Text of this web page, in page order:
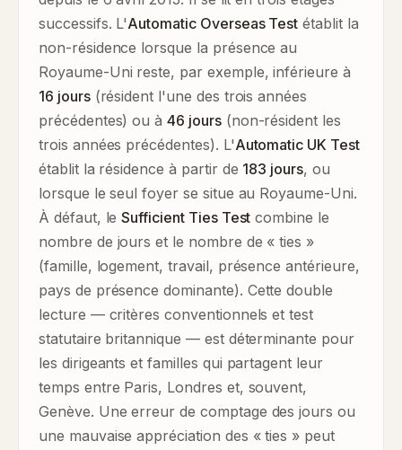
successifs. L'Automatic Overseas Test établit la
non-résidence lorsque la présence au
Royaume-Uni reste, par exemple, inférieure à
16 jours(résident l'une des trois années
précédentes) ou à46 jours(non-résident les
trois années précédentes). L'Automatic UK Test
établit la résidence à partir de 183 jours, ou
lorsque le seul foyer se situe au Royaume-Uni.
À défaut, leSufficient Ties Test combine le
nombre de jours et le nombre de « ties »
(famille, logement, travail, présence antérieure,
pays de présence dominante). Cette double
lecture — critères conventionnels et test
statutaire britannique — est déterminante pour
les dirigeants et familles qui partagent leur
temps entre Paris, Londres et, souvent,
Genève. Une erreur de comptage des jours ou
une mauvaise appréciation des « ties » peut